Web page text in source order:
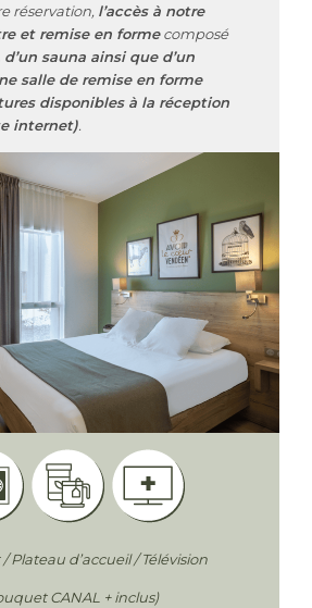
réservation, l’accès à notre
et remise en formecomposé
d’un sauna ainsi que d’un
salle de remise en forme
disponibles à la réception
internet).
Plateau d’accueil / Télévision
CANAL + inclus)